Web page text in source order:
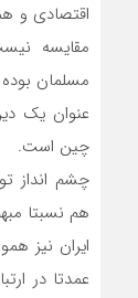
اقتصادی و
مقایسه
مسلمان
عنوان یک
چین است.
چشم انداز
هم نسبتا
ایران نیز
عمدتا در